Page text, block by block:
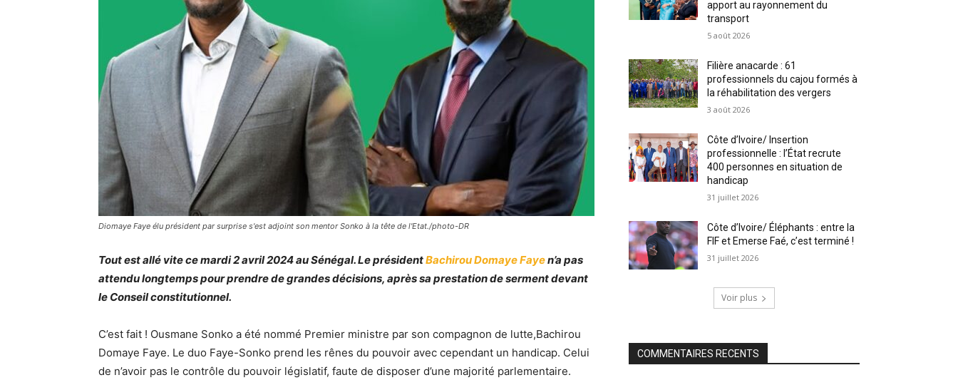
Diomaye Faye élu président par surprise s'est adjoint son mentor Sonko à la tête de l'Etat./photo-DR
Tout est allé vite ce mardi 2 avril 2024 au Sénégal. Le présidentBachirou Domaye Fayen’a pas
attendu longtemps pour prendre de grandes décisions, après sa prestation de serment devant
le Conseil constitutionnel.
C’est fait ! Ousmane Sonko a été nommé Premier ministre par son compagnon de lutte,Bachirou
Domaye Faye. Le duo Faye-Sonko prend les rênes du pouvoir avec cependant un handicap. Celui
de n’avoir pas le contrôle du pouvoir législatif, faute de disposer d’une majorité parlementaire.
apport au rayonnement du
transport
5 août 2026
Filière anacarde : 61
professionnels du cajou formés à
la réhabilitation des vergers
3 août 2026
Côte d’Ivoire/ Insertion
professionnelle : l’État recrute
400 personnes en situation de
handicap
31 juillet 2026
Côte d’Ivoire/ Éléphants : entre la
FIF et Emerse Faé, c’est terminé !
31 juillet 2026
Voir plus
COMMENTAIRES RECENTS